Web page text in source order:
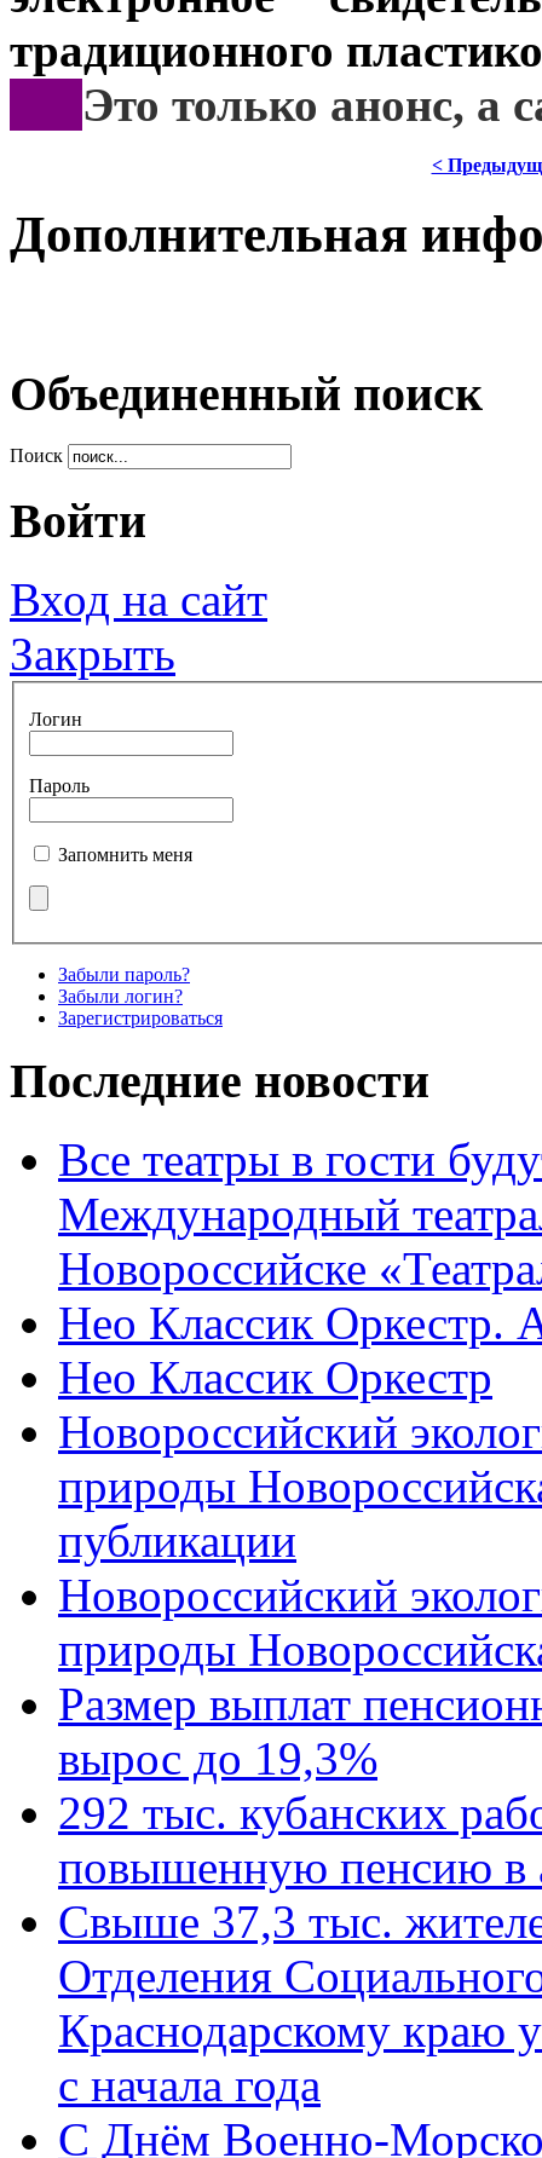
традиционного
Это только анонс, а
<
Дополнительная
Объединенный поиск
Поиск
Войти
Вход на сайт
Закрыть
Логин
Пароль
Запомнить меня
Забыли пароль?
Забыли логин?
Зарегистрироваться
Последние новости
Все театры в гости
Международный
Новороссийске
Нео Классик Оркестр.
Нео Классик Оркестр
Новороссийский
природы
публикации
Новороссийский
природы
Размер выплат
вырос до 19,3%
292 тыс. кубанских
повышенную пенсию в
Свыше 37,3 тыс.
Отделения
Краснодарскому краю
с начала года
C Днём Военно-